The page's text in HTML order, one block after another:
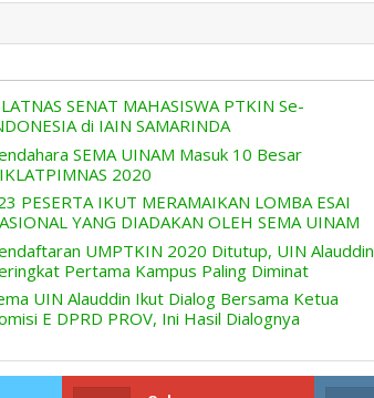
SENAT MAHASISWA PTKIN Se-
di IAIN SAMARINDA
SEMA UINAM Masuk 10 Besar
2020
PESERTA IKUT MERAMAIKAN LOMBA ESAI
YANG DIADAKAN OLEH SEMA UINAM
UMPTKIN 2020 Ditutup, UIN Alauddin
Pertama Kampus Paling Diminat
UIN Alauddin Ikut Dialog Bersama Ketua
E DPRD PROV, Ini Hasil Dialognya